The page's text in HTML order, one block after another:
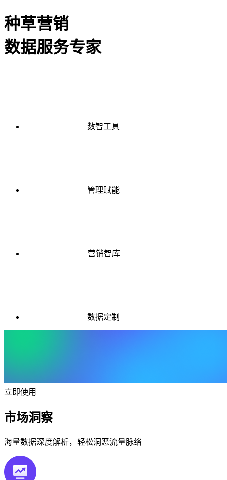
种草营销
数据服务专家
数智工具
管理赋能
营销智库
数据定制
立即使用
市场洞察
海量数据深度解析，轻松洞恶流量脉络